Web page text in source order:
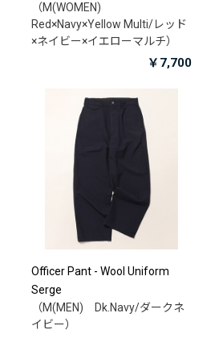
（M(WOMEN)
Red×Navy×Yellow Multi/レッド
×ネイビー×イエローマルチ）
￥7,700
Officer Pant - Wool Uniform
Serge
（M(MEN) Dk.Navy/ダークネ
イビー）